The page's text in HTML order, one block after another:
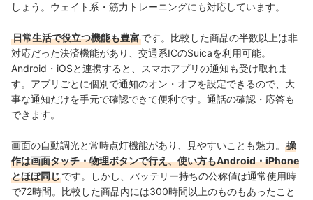
しょう。ウェイト系・筋力トレーニングにも対応しています。
日常生活で役立つ機能も豊富です。比較した商品の半数以上は非
対応だった決済機能があり、交通系ICのSuicaを利用可能。
Android・iOSと連携すると、スマホアプリの通知も受け取れま
す。アプリごとに個別で通知のオン・オフを設定できるので、大
事な通知だけを手元で確認できて便利です。通話の確認・応答も
できます。
画面の自動調光と常時点灯機能があり、見やすいことも魅力。
操
作は画面タッチ・物理ボタンで行え、使い方もAndroid・iPhone
とほぼ同じです。しかし、バッテリー持ちの公称値は通常使用時
で72時間。比較した商品内には300時間以上のものもあったこと